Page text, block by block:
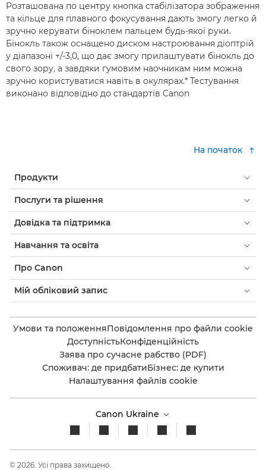
Розташована по центру кнопка стабілізатора зображення
та кільце для плавного фокусування дають змогу легко й
зручно керувати біноклем пальцем будь-якої руки.
Бінокль також оснащено диском настроювання діоптрій
у діапазоні +/-3,0, що дає змогу прилаштувати бінокль до
свого зору, а завдяки гумовим наочникам ним можна
зручно користуватися навіть в окулярах.* Тестування
виконано відповідно до стандартів Canon
На початок
Продукти
Послуги та рішення
Довідка та підтримка
Навчання та освіта
Про Canon
Мій обліковий запис
Умови та положенняПовідомлення про файли cookie
ДоступністьКонфіденційність
Заява про сучасне рабство (PDF)
Споживач: де придбатиБізнес: де купити
Налаштування файлів cookie
Canon Ukraine
© 2026. Усі права захищено.